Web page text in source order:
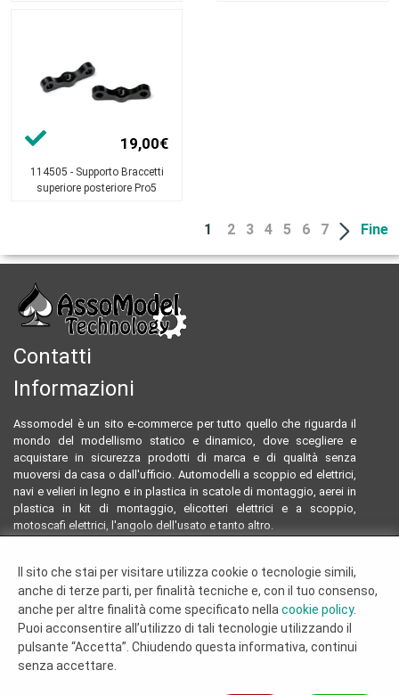
Il sito che stai per visitare utilizza cookie o tecnologie simili,
anche di terze parti, per finalità tecniche e, con il tuo consenso,
anche per altre finalità come specificato nella cookie policy.
Puoi acconsentire all’utilizzo di tali tecnologie utilizzando il
pulsante “Accetta”. Chiudendo questa informativa, continui
senza accettare.
19,00€
114505 - Supporto Braccetti
superiore posteriore Pro5
1 2 3 4 5 6 7 Fine
Contatti
Informazioni
Assomodel è un sito e-commerce per tutto quello che riguarda il
mondo del modellismo statico e dinamico, dove scegliere e
acquistare in sicurezza prodotti di marca e di qualità senza
muoversi da casa o dall'ufficio. Automodelli a scoppio ed elettrici,
navi e velieri in legno e in plastica in scatole di montaggio, aerei in
plastica in kit di montaggio, elicotteri elettrici e a scoppio,
motoscafi elettrici, l'angolo dell'usato e tanto altro.
Tel:0922804761 - 3293096230
Termini e condizioni
Dove siamo
Chi siamo
Cookie Policy